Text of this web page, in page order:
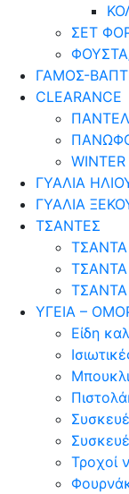
ΣΕΤ
ΓΑΜΟΣ-
CLEARANCE
ΓΥΑΛΙΑ
ΓΥΑΛΙΑ
ΤΣΑΝΤΕΣ
ΤΣΑΝΤΑ
ΥΓΕΙΑ –
Είδη
Τροχοί